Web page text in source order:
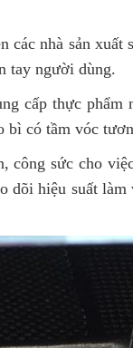
các nhà sản
tay người dùng.
cấp thực
bì có tầm vóc
sức cho
dõi hiệu suất